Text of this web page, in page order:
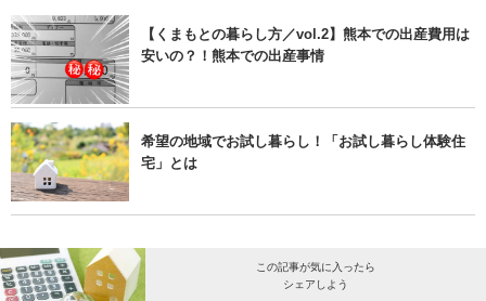
【くまもとの暮らし方／vol.2】熊本での出産費用は
安いの？！熊本での出産事情
希望の地域でお試し暮らし！「お試し暮らし体験住
宅」とは
この記事が気に入ったら
シェアしよう